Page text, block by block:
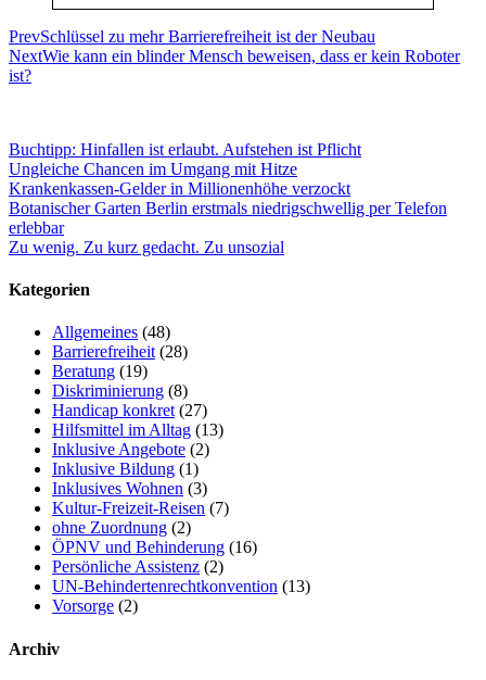
PrevSchlüssel zu mehr Barrierefreiheit ist der Neubau
NextWie kann ein blinder Mensch beweisen, dass er kein Roboter
ist?
Buchtipp: Hinfallen ist erlaubt. Aufstehen ist Pflicht
Ungleiche Chancen im Umgang mit Hitze
Krankenkassen-Gelder in Millionenhöhe verzockt
Botanischer Garten Berlin erstmals niedrigschwellig per Telefon
erlebbar
Zu wenig. Zu kurz gedacht. Zu unsozial
Kategorien
Allgemeines (48)
Barrierefreiheit (28)
Beratung (19)
Diskriminierung (8)
Handicap konkret (27)
Hilfsmittel im Alltag (13)
Inklusive Angebote (2)
Inklusive Bildung (1)
Inklusives Wohnen (3)
Kultur-Freizeit-Reisen (7)
ohne Zuordnung (2)
ÖPNV und Behinderung (16)
Persönliche Assistenz (2)
UN-Behindertenrechtkonvention (13)
Vorsorge (2)
Archiv